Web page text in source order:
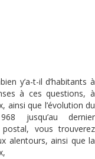
y’a-t-il d’habitants à
à ces questions, à
ainsi que l’évolution du
jusqu’au dernier
vous trouverez
alentours, ainsi que la